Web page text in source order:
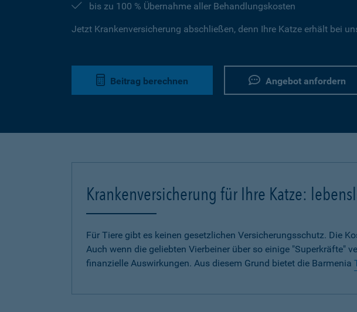
bis zu 100 % Übernahme aller Behandlungskosten
Jetzt Krankenversicherung abschließen, denn Ihre Katze erhält bei
Beitrag berechnen Angebot anfordern
Krankenversicherung für Ihre Katze:
Für Tiere gibt es keinen gesetzlichen Versicherungsschutz. Die
Auch wenn die geliebten Vierbeiner über so einige "Superkräfte"
finanzielle Auswirkungen. Aus diesem Grund bietet die Barmenia